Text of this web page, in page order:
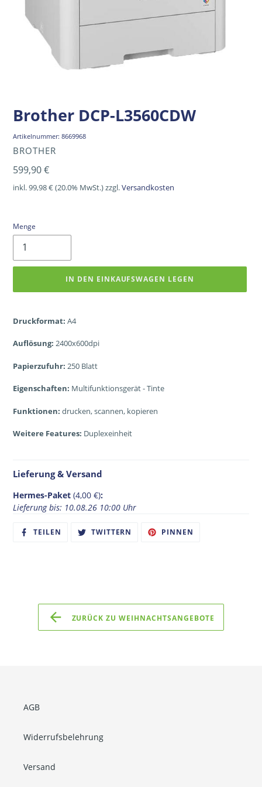
Brother DCP-L3560CDW
Artikelnummer: 8669968
VERKÄUFER
BROTHER
Normaler
Preis
599,90 €
inkl. 99,98 € (20.0% MwSt.) zzgl.Versandkosten
Menge
IN DEN EINKAUFSWAGEN LEGEN
Druckformat: A4
Auflösung: 2400x600dpi
Papierzufuhr: 250 Blatt
Eigenschaften: Multifunktionsgerät - Tinte
Funktionen: drucken, scannen, kopieren
Weitere Features: Duplexeinheit
Lieferung & Versand
Hermes-Paket (4,00 €):
Lieferung bis: 10.08.26 10:00 Uhr
TEILEN
FACEBOOK
TWITTERN
TWITTER
PINNEN
ZURÜCK ZU WEIHNACHTSANGEBOTE
AGB
Widerrufsbelehrung
Versand